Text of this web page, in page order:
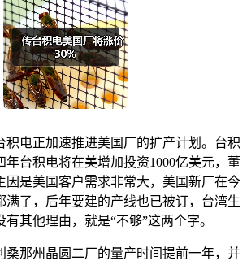
积电正加速推进美国厂的扩产计划。台积
年台积电将在美增加投资1000亿美元，董
因是美国客户需求非常大，美国新厂在今
满了，后年要建的产线也已被订，台湾生
其他理由，就是“不够”这两个字。
桑那州晶圆二厂的量产时间提前一年，并